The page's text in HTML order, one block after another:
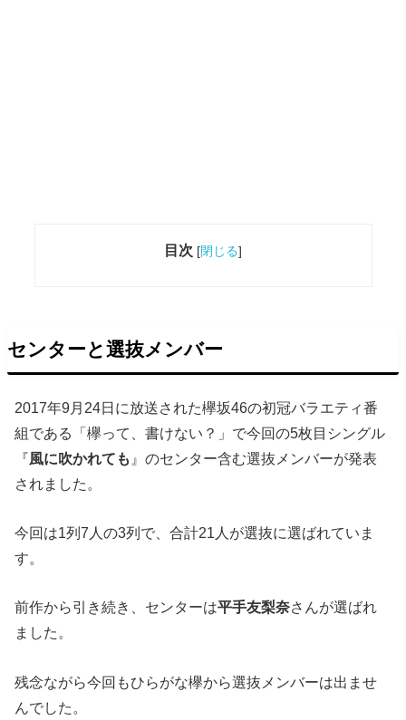
目次 [閉じる]
センターと選抜メンバー
2017年9月24日に放送された欅坂46の初冠バラエティ番
組である「欅って、書けない？」で今回の5枚目シングル
『風に吹かれても 』のセンター含む選抜メンバーが発表
されました。
今回は1列7人の3列で、合計21人が選抜に選ばれていま
す。
前作から引き続き、 センターは平手友梨奈さんが選ばれ
ました。
残念ながら今回もひらがな欅から選抜メンバーは出ませ
んでした。